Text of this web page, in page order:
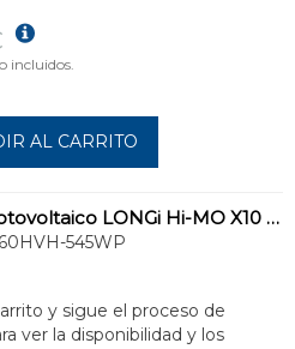
incluidos.
AL CARRITO
Módulo fotovoltaico LONGi Hi-MO X10 545W
545WP
y sigue el proceso de
ver la disponibilidad y los